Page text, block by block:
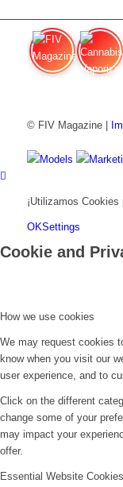
© FIV Magazine |
Models
¡Utilizamos
OKSettings
Cookie and
How we use cookies
We may request cookies
know when you visit our
user experience, and to
Click on the different
change some of your
may impact your
offer.
Essential Website Cookies